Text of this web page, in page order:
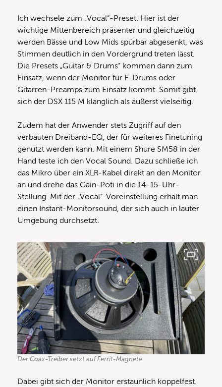
Ich wechsele zum „Vocal“-Preset. Hier ist der
wichtige Mittenbereich präsenter und gleichzeitig
werden Bässe und Low Mids spürbar abgesenkt, was
Stimmen deutlich in den Vordergrund treten lässt.
Die Presets „Guitar & Drums“ kommen dann zum
Einsatz, wenn der Monitor für E-Drums oder
Gitarren-Preamps zum Einsatz kommt. Somit gibt
sich der DSX 115 M klanglich als äußerst vielseitig.
Zudem hat der Anwender stets Zugriff auf den
verbauten Dreiband-EQ, der für weiteres Finetuning
genutzt werden kann. Mit einem Shure SM58 in der
Hand teste ich den Vocal Sound. Dazu schließe ich
das Mikro über ein XLR-Kabel direkt an den Monitor
an und drehe das Gain-Poti in die 14-15-Uhr-
Stellung. Mit der „Vocal“-Voreinstellung erhält man
einen Instant-Monitorsound, der sich auch in lauter
Umgebung durchsetzt.
Der Coax-Treiber setzt auf Ferrit-Magnete
Dabei gibt sich der Monitor erstaunlich koppelfest.